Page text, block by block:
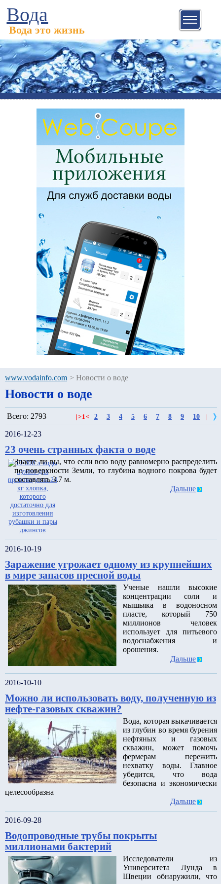
Вода
Вода это жизнь
www.vodainfo.com > Новости о воде
Новости о воде
Всего: 2793 >1< 2 3 4 5 6 7 8 9 10
2016-12-23
23 очень странных факта о воде
Знаете ли вы, что если всю воду равномерно распределить
по поверхности Земли, то глубина водного покрова будет
составлять 3.7 м.
Дальше
2016-10-19
Заражение угрожает одному из крупнейших
в мире запасов пресной воды
Ученые нашли высокие
концентрации соли и
мышьяка в водоносном
пласте, который 750
миллионов человек
использует для питьевого
водоснабжения и
орошения.
Дальше
2016-10-10
Можно ли использовать воду, полученную из
нефте-газовых скважин?
Вода, которая выкачивается
из глубин во время бурения
нефтяных и газовых
скважин, может помочь
фермерам пережить
нехватку воды. Главное
убедится, что вода
безопасна и экономически
целесообразна
Дальше
2016-09-28
Водопроводные трубы покрыты
миллионами бактерий
Исследователи из
Университета Лунда в
Швеции обнаружили, что